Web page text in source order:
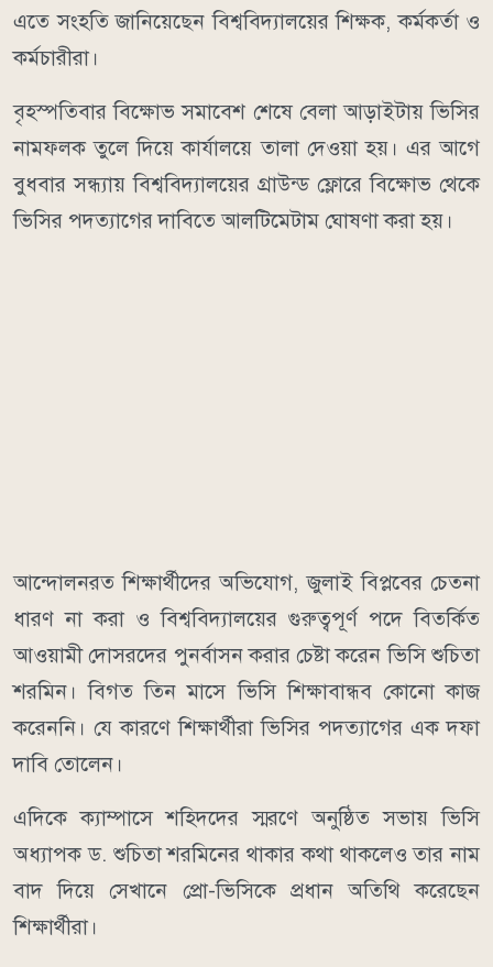
এতে সংহতি জানিয়েছেন বিশ্ববিদ্যালয়ের শিক্ষক, কর্মকর্তা ও
কর্মচারীরা।
বৃহস্পতিবার বিক্ষোভ সমাবেশ শেষে বেলা আড়াইটায় ভিসির
নামফলক তুলে দিয়ে কার্যালয়ে তালা দেওয়া হয়। এর আগে
বুধবার সন্ধ্যায় বিশ্ববিদ্যালয়ের গ্রাউন্ড ফ্লোরে বিক্ষোভ থেকে
ভিসির পদত্যাগের দাবিতে আলটিমেটাম ঘোষণা করা হয়।
আন্দোলনরত শিক্ষার্থীদের অভিযোগ, জুলাই বিপ্লবের চেতনা
ধারণ না করা ও বিশ্ববিদ্যালয়ের গুরুত্বপূর্ণ পদে বিতর্কিত
আওয়ামী দোসরদের পুনর্বাসন করার চেষ্টা করেন ভিসি শুচিতা
শরমিন। বিগত তিন মাসে ভিসি শিক্ষাবান্ধব কোনো কাজ
করেননি। যে কারণে শিক্ষার্থীরা ভিসির পদত্যাগের এক দফা
দাবি তোলেন।
এদিকে ক্যাম্পাসে শহিদদের স্মরণে অনুষ্ঠিত সভায় ভিসি
অধ্যাপক ড. শুচিতা শরমিনের থাকার কথা থাকলেও তার নাম
বাদ দিয়ে সেখানে প্রো-ভিসিকে প্রধান অতিথি করেছেন
শিক্ষার্থীরা।